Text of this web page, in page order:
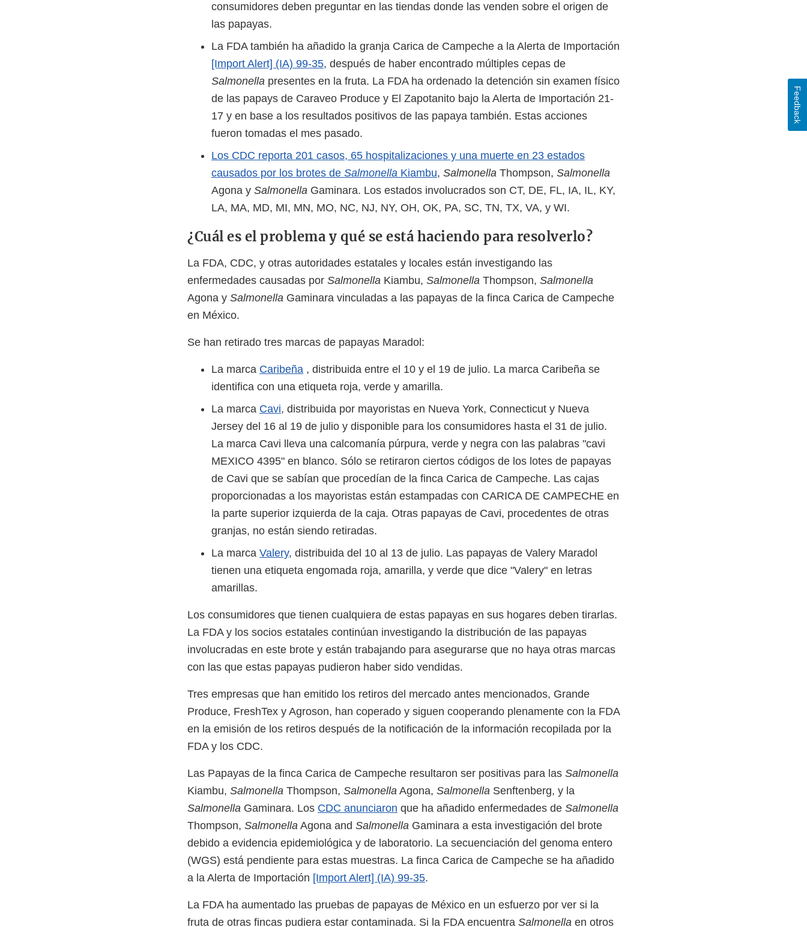
consumidores deben preguntar en las tiendas donde las venden sobre el origen de
las papayas.
La FDA también ha añadido la granja Carica de Campeche a la Alerta de Importación
[Import Alert] (IA) 99-35, después de haber encontrado múltiples cepas de
Salmonella presentes en la fruta. La FDA ha ordenado la detención sin examen físico
de las papays de Caraveo Produce y El Zapotanito bajo la Alerta de Importación 21-
17 y en base a los resultados positivos de las papaya también. Estas acciones
fueron tomadas el mes pasado.
Los CDC reporta 201 casos, 65 hospitalizaciones y una muerte en 23 estados
causados por los brotes de Salmonella Kiambu, Salmonella Thompson, Salmonella
Agona y Salmonella Gaminara. Los estados involucrados son CT, DE, FL, IA, IL, KY,
LA, MA, MD, MI, MN, MO, NC, NJ, NY, OH, OK, PA, SC, TN, TX, VA, y WI.
¿Cuál es el problema y qué se está haciendo para resolverlo?
La FDA, CDC, y otras autoridades estatales y locales están investigando las
enfermedades causadas por Salmonella Kiambu, Salmonella Thompson, Salmonella
Agona y Salmonella Gaminara vinculadas a las papayas de la finca Carica de Campeche
en México.
Se han retirado tres marcas de papayas Maradol:
La marca Caribeña , distribuida entre el 10 y el 19 de julio. La marca Caribeña se
identifica con una etiqueta roja, verde y amarilla.
La marca Cavi, distribuida por mayoristas en Nueva York, Connecticut y Nueva
Jersey del 16 al 19 de julio y disponible para los consumidores hasta el 31 de julio.
La marca Cavi lleva una calcomanía púrpura, verde y negra con las palabras "cavi
MEXICO 4395" en blanco. Sólo se retiraron ciertos códigos de los lotes de papayas
de Cavi que se sabían que procedían de la finca Carica de Campeche. Las cajas
proporcionadas a los mayoristas están estampadas con CARICA DE CAMPECHE en
la parte superior izquierda de la caja. Otras papayas de Cavi, procedentes de otras
granjas, no están siendo retiradas.
La marca Valery, distribuida del 10 al 13 de julio. Las papayas de Valery Maradol
tienen una etiqueta engomada roja, amarilla, y verde que dice "Valery" en letras
amarillas.
Los consumidores que tienen cualquiera de estas papayas en sus hogares deben tirarlas.
La FDA y los socios estatales continúan investigando la distribución de las papayas
involucradas en este brote y están trabajando para asegurarse que no haya otras marcas
con las que estas papayas pudieron haber sido vendidas.
Tres empresas que han emitido los retiros del mercado antes mencionados, Grande
Produce, FreshTex y Agroson, han coperado y siguen cooperando plenamente con la FDA
en la emisión de los retiros después de la notificación de la información recopilada por la
FDA y los CDC.
Las Papayas de la finca Carica de Campeche resultaron ser positivas para las Salmonella
Kiambu, Salmonella Thompson, Salmonella Agona, Salmonella Senftenberg, y la
Salmonella Gaminara. Los CDC anunciaron que ha añadido enfermedades de Salmonella
Thompson, Salmonella Agona and Salmonella Gaminara a esta investigación del brote
debido a evidencia epidemiológica y de laboratorio. La secuenciación del genoma entero
(WGS) está pendiente para estas muestras. La finca Carica de Campeche se ha añadido
a la Alerta de Importación [Import Alert] (IA) 99-35.
La FDA ha aumentado las pruebas de papayas de México en un esfuerzo por ver si la
fruta de otras fincas pudiera estar contaminada. Si la FDA encuentra Salmonella en otros
Feedback